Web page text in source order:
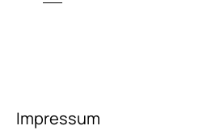
Impressum